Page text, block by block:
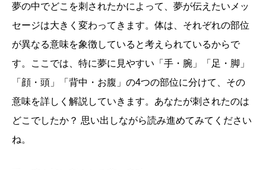
夢の中でどこを刺されたかによって、夢が伝えたいメッ
セージは大きく変わってきます。体は、それぞれの部位
が異なる意味を象徴していると考えられているからで
す。ここでは、特に夢に見やすい「手・腕」「足・脚」
「顔・頭」「背中・お腹」の4つの部位に分けて、その
意味を詳しく解説していきます。あなたが刺されたのは
どこでしたか？ 思い出しながら読み進めてみてください
ね。